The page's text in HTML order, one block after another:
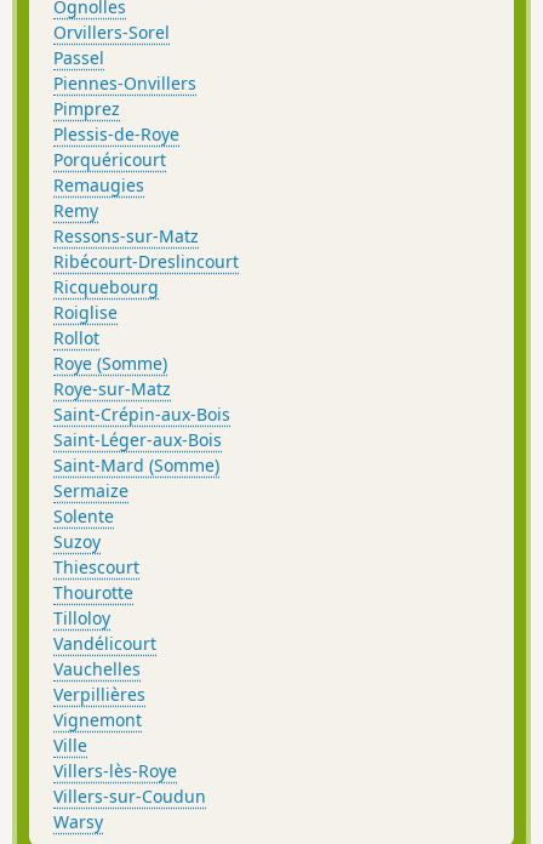
Ognolles
Orvillers-Sorel
Passel
Piennes-Onvillers
Pimprez
Plessis-de-Roye
Porquéricourt
Remaugies
Remy
Ressons-sur-Matz
Ribécourt-Dreslincourt
Ricquebourg
Roiglise
Rollot
Roye (Somme)
Roye-sur-Matz
Saint-Crépin-aux-Bois
Saint-Léger-aux-Bois
Saint-Mard (Somme)
Sermaize
Solente
Suzoy
Thiescourt
Thourotte
Tilloloy
Vandélicourt
Vauchelles
Verpillières
Vignemont
Ville
Villers-lès-Roye
Villers-sur-Coudun
Warsy